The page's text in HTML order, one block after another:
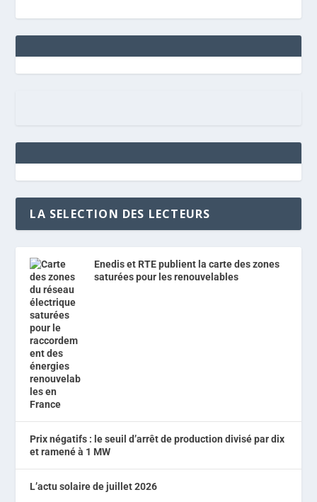
LA SELECTION DES LECTEURS
Enedis et RTE publient la carte des zones
saturées pour les renouvelables
Prix négatifs : le seuil d’arrêt de production divisé par dix
et ramené à 1 MW
L’actu solaire de juillet 2026